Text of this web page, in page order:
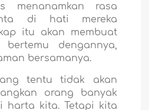
menanamkan rasa
di hati mereka
itu akan membuat
bertemu dengannya,
bersamanya.
tentu tidak akan
orang banyak
harta kita. Tetapi kita